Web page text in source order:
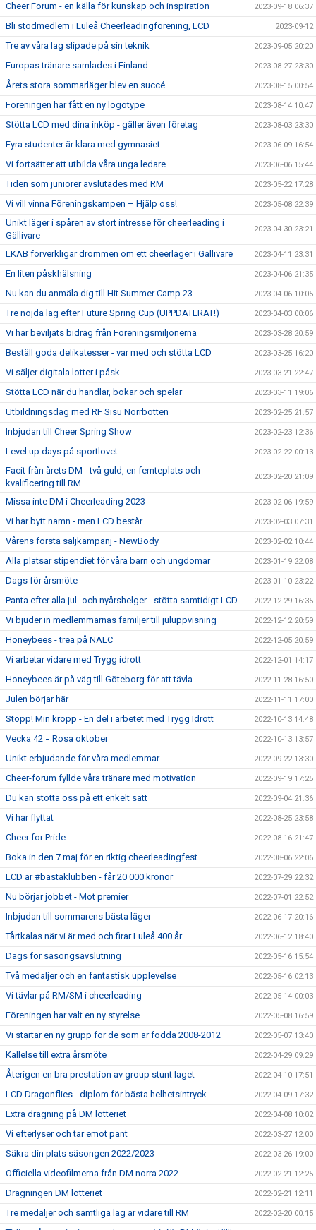
Cheer Forum - en källa för kunskap och inspiration 2023-09-18 06:37
Bli stödmedlem i Luleå Cheerleadingförening, LCD 2023-09-12
Tre av våra lag slipade på sin teknik 2023-09-05 20:20
Europas tränare samlades i Finland 2023-08-27 23:30
Årets stora sommarläger blev en succé 2023-08-15 00:54
Föreningen har fått en ny logotype 2023-08-14 10:47
Stötta LCD med dina inköp - gäller även företag 2023-08-03 23:30
Fyra studenter är klara med gymnasiet 2023-06-09 16:54
Vi fortsätter att utbilda våra unga ledare 2023-06-06 15:44
Tiden som juniorer avslutades med RM 2023-05-22 17:28
Vi vill vinna Föreningskampen – Hjälp oss! 2023-05-08 22:39
Unikt läger i spåren av stort intresse för cheerleading i
Gällivare
2023-04-30 23:21
LKAB förverkligar drömmen om ett cheerläger i Gällivare 2023-04-11 23:31
En liten påskhälsning 2023-04-06 21:35
Nu kan du anmäla dig till Hit Summer Camp 23 2023-04-06 10:05
Tre nöjda lag efter Future Spring Cup (UPPDATERAT!) 2023-04-03 00:06
Vi har beviljats bidrag från Föreningsmiljonerna 2023-03-28 20:59
Beställ goda delikatesser - var med och stötta LCD 2023-03-25 16:20
Vi säljer digitala lotter i påsk 2023-03-21 22:47
Stötta LCD när du handlar, bokar och spelar 2023-03-11 19:06
Utbildningsdag med RF Sisu Norrbotten 2023-02-25 21:57
Inbjudan till Cheer Spring Show 2023-02-23 12:36
Level up days på sportlovet 2023-02-22 00:13
Facit från årets DM - två guld, en femteplats och
kvalificering till RM
2023-02-20 21:09
Missa inte DM i Cheerleading 2023 2023-02-06 19:59
Vi har bytt namn - men LCD består 2023-02-03 07:31
Vårens första säljkampanj - NewBody 2023-02-02 10:44
Alla platsar stipendiet för våra barn och ungdomar 2023-01-19 22:08
Dags för årsmöte 2023-01-10 23:22
Panta efter alla jul- och nyårshelger - stötta samtidigt LCD 2022-12-29 16:35
Vi bjuder in medlemmarnas familjer till juluppvisning 2022-12-12 20:59
Honeybees - trea på NALC 2022-12-05 20:59
Vi arbetar vidare med Trygg idrott 2022-12-01 14:17
Honeybees är på väg till Göteborg för att tävla 2022-11-28 16:50
Julen börjar här 2022-11-11 17:00
Stopp! Min kropp - En del i arbetet med Trygg Idrott 2022-10-13 14:48
Vecka 42 = Rosa oktober 2022-10-13 13:57
Unikt erbjudande för våra medlemmar 2022-09-22 13:30
Cheer-forum fyllde våra tränare med motivation 2022-09-19 17:25
Du kan stötta oss på ett enkelt sätt 2022-09-04 21:36
Vi har flyttat 2022-08-25 23:58
Cheer for Pride 2022-08-16 21:47
Boka in den 7 maj för en riktig cheerleadingfest 2022-08-06 22:06
LCD är #bästaklubben - får 20 000 kronor 2022-07-29 22:32
Nu börjar jobbet - Mot premier 2022-07-01 22:52
Inbjudan till sommarens bästa läger 2022-06-17 20:16
Tårtkalas när vi är med och firar Luleå 400 år 2022-06-12 18:40
Dags för säsongsavslutning 2022-05-16 15:54
Två medaljer och en fantastisk upplevelse 2022-05-16 02:13
Vi tävlar på RM/SM i cheerleading 2022-05-14 00:03
Föreningen har valt en ny styrelse 2022-05-08 16:59
Vi startar en ny grupp för de som är födda 2008-2012 2022-05-07 13:40
Kallelse till extra årsmöte 2022-04-29 09:29
Återigen en bra prestation av group stunt laget 2022-04-10 17:51
LCD Dragonflies - diplom för bästa helhetsintryck 2022-04-09 17:32
Extra dragning på DM lotteriet 2022-04-08 10:02
Vi efterlyser och tar emot pant 2022-03-27 12:00
Säkra din plats säsongen 2022/2023 2022-03-26 19:00
Officiella videofilmerna från DM norra 2022 2022-02-21 12:25
Dragningen DM lotteriet 2022-02-21 12:11
Tre medaljer och samtliga lag är vidare till RM 2022-02-20 00:15